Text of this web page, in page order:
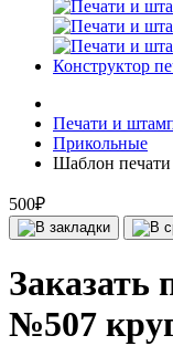
Конструктор
Печати и
Прикольные
Шаблон
500₽
Заказать
№507